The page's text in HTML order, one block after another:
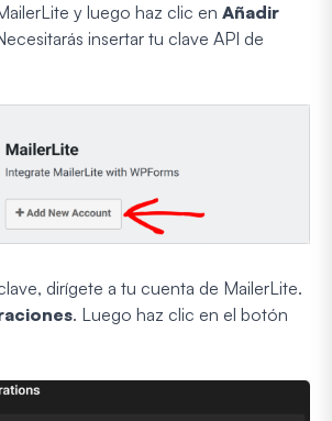
y luego haz clic en Añadir
insertar tu clave API de
dirígete a tu cuenta de MailerLite.
. Luego haz clic en el botón